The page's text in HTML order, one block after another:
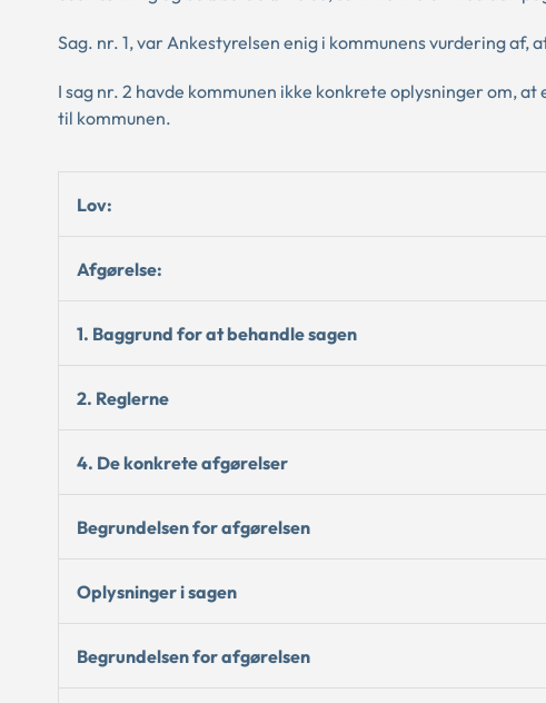
Sag. nr. 1, var Ankestyrelsen enig i kommunens vurdering af,
I sag nr. 2 havde kommunen ikke konkrete oplysninger om,
til kommunen.
Lov:
Afgørelse:
1. Baggrund for at behandle sagen
2. Reglerne
4. De konkrete afgørelser
Begrundelsen for afgørelsen
Oplysninger i sagen
Begrundelsen for afgørelsen